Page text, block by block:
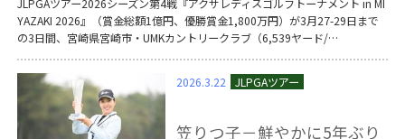
YAZAKI 2026』（賞金総額1億円、優勝賞金1,800万円）が3月27-29日まで
の3日間、宮崎県宮崎市・UMKカントリークラブ（6,539ヤード/…
2026.3.22
笠りつ子－鮮やかに5年ぶり